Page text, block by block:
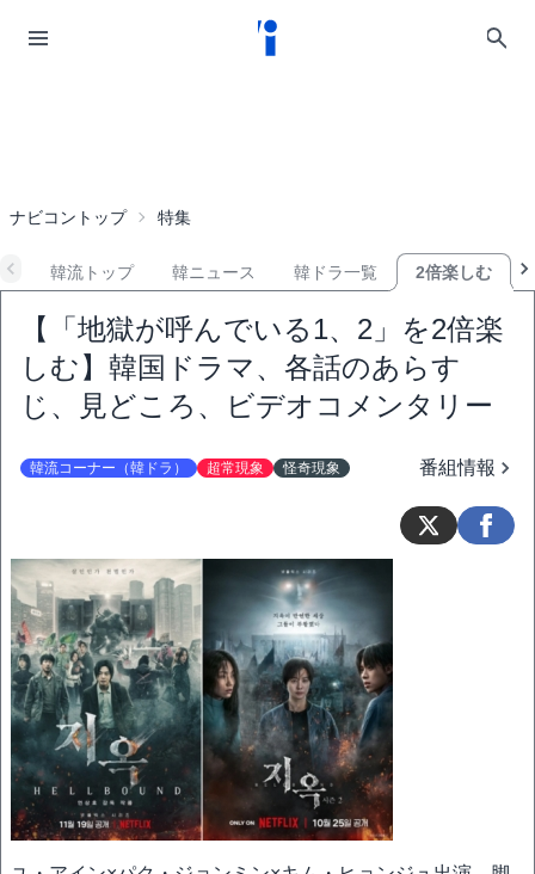
ナビコントップ 特集
韓流トップ 韓ニュース 韓ドラ一覧 2倍楽しむ
【「地獄が呼んでいる1、2」を2倍楽
しむ】韓国ドラマ、各話のあらす
じ、見どころ、ビデオコメンタリー
韓流コーナー（韓ドラ） 超常現象 怪奇現象 番組情報